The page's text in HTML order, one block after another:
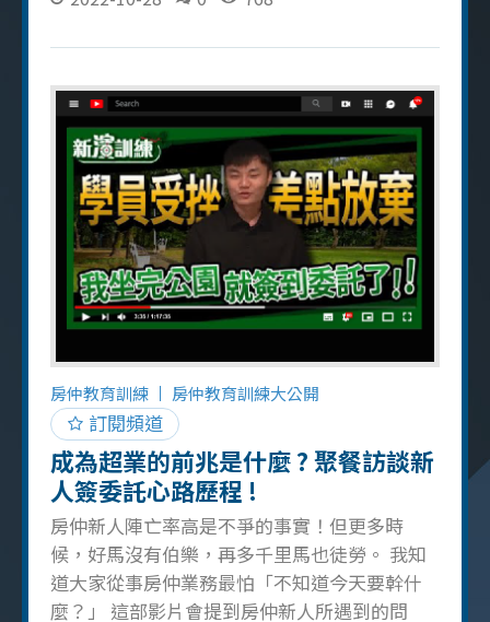
件說明，避免任何糾紛纏上你 不過等你遇過這
這次的企劃是給房仲新人們的最後一場教育訓
練，分發給各店頭前的震撼教育，讓他們做好
在房仲打拼的準備！ 所以正在觀看的準房仲
們，你準備好了嗎？ 如果你對房仲有興趣，歡
迎聯絡我諮詢或面試：
https://www.0919814054.com/view.php?
id=155 延伸閱讀：簽約前少做這件事，小心讓
你跟買家淚灑現場，房仲業務簽約前定著物溝
通法則
房仲教育訓練 房仲教育訓練大公開
訂閱頻道
成為超業的前兆是什麼 ? 聚餐訪談新
人簽委託心路歷程 !
房仲新人陣亡率高是不爭的事實！但更多時
候，好馬沒有伯樂，再多千里馬也徒勞。 我知
道大家從事房仲業務最怕「不知道今天要幹什
麼？」 這部影片會提到房仲新人所遇到的問